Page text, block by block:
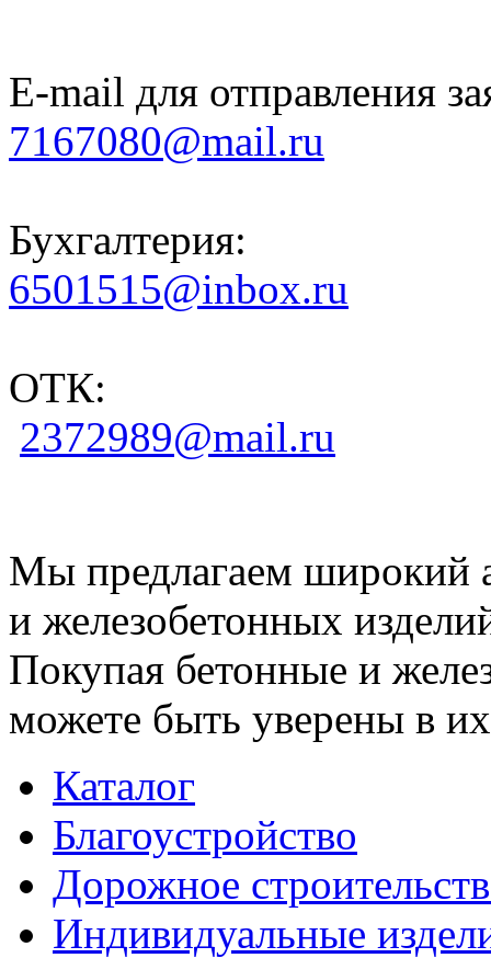
E-mail для отправления
7167080@mail.ru
Бухгалтерия:
6501515@inbox.ru
ОТК:
2372989@mail.ru
Мы предлагаем широкий
и железобетонных
Покупая бетонные и
можете быть уверены в их
Каталог
Благоустройство
Дорожное
Индивидуальные